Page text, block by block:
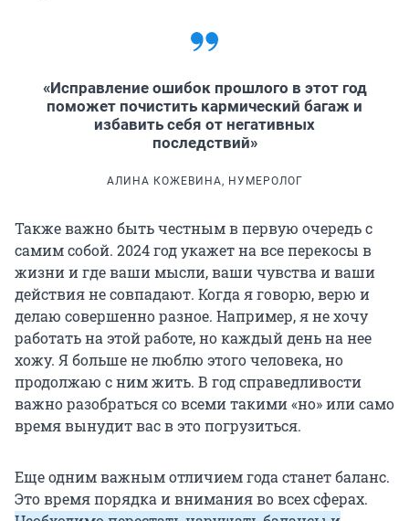
«Исправление ошибок прошлого в этот год
поможет почистить кармический багаж и
избавить себя от негативных
последствий»
АЛИНА КОЖЕВИНА, НУМЕРОЛОГ
Также важно быть честным в первую очередь с
самим собой. 2024 год укажет на все перекосы в
жизни и где ваши мысли, ваши чувства и ваши
действия не совпадают. Когда я говорю, верю и
делаю совершенно разное. Например, я не хочу
работать на этой работе, но каждый день на нее
хожу. Я больше не люблю этого человека, но
продолжаю с ним жить. В год справедливости
важно разобраться со всеми такими «но» или само
время вынудит вас в это погрузиться.
Еще одним важным отличием года станет баланс.
Это время порядка и внимания во всех сферах.